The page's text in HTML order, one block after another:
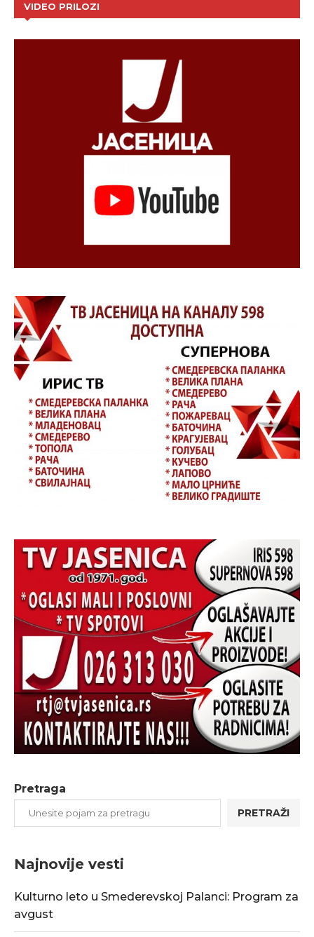
VIDEO PRILOZI
Pretraga
PRETRAŽI
Najnovije vesti
Kulturno leto u Smederevskoj Palanci: Program za
avgust